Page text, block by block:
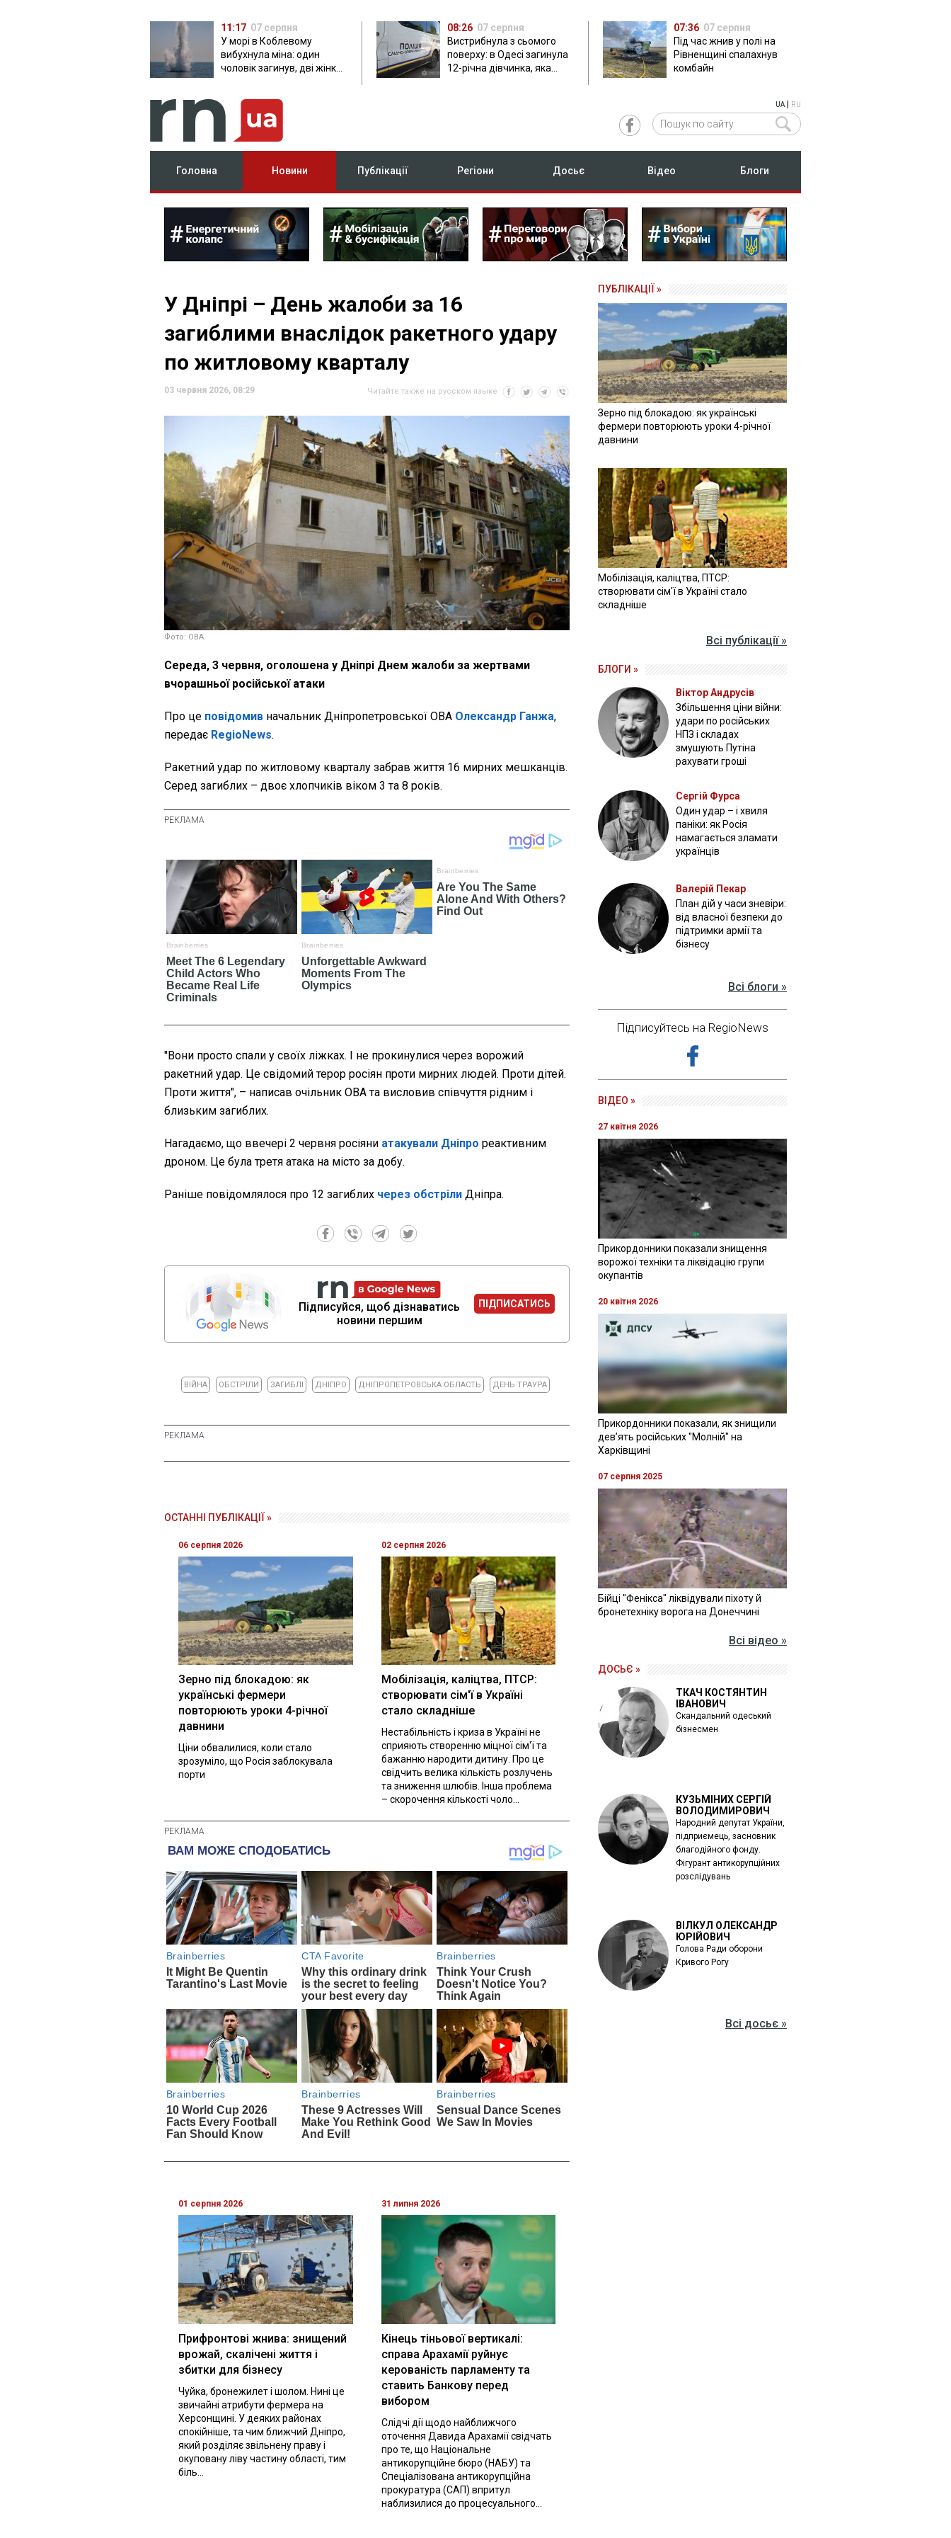
11:17 07 серпня
У морі в Коблевому
вибухнула міна: один
чоловік загинув, дві жінки
08:26 07 серпня
Вистрибнула з сьомого
поверху: в Одесі загинула
12-річна дівчинка, яка
07:36 07 серпня
Під час жнив у полі на
Рівненщині спалахнув
комбайн
UA| RU
Головна Новини Публікації Регіони Досьє Відео Блоги
У Дніпрі – День жалоби за 16
загиблими внаслідок ракетного удару
по житловому кварталу
03 червня 2026, 08:29 Читайте также на русском языке
Фото: ОВА
Середа, 3 червня, оголошена у Дніпрі Днем жалоби за жертвами
вчорашньої російської атаки
Про це повідомив начальник Дніпропетровської ОВА Олександр Ганжа,
передає RegioNews.
Ракетний удар по житловому кварталу забрав життя 16 мирних мешканців.
Серед загиблих – двоє хлопчиків віком 3 та 8 років.
"Вони просто спали у своїх ліжках. І не прокинулися через ворожий
ракетний удар. Це свідомий терор росіян проти мирних людей. Проти дітей.
Проти життя", – написав очільник ОВА та висловив співчуття рідним і
близьким загиблих.
Нагадаємо, що ввечері 2 червня росіяни атакували Дніпро реактивним
дроном. Це була третя атака на місто за добу.
Раніше повідомлялося про 12 загиблих через обстріли Дніпра.
Підписуйся, щоб дізнаватись
новини першим
ПІДПИСАТИСЬ
ВІЙНА ОБСТРІЛИ ЗАГИБЛІ ДНІПРО ДНІПРОПЕТРОВСЬКА ОБЛАСТЬ ДЕНЬ ТРАУРА
ОСТАННІ ПУБЛІКАЦІЇ »
06 серпня 2026
Зерно під блокадою: як
українські фермери
повторюють уроки 4-річної
давнини
Ціни обвалилися, коли стало
зрозуміло, що Росія заблокувала
порти
02 серпня 2026
Мобілізація, каліцтва, ПТСР:
створювати сім'ї в Україні
стало складніше
Нестабільність і криза в Україні не
сприяють створенню міцної сім'ї та
бажанню народити дитину. Про це
свідчить велика кількість розлучень
та зниження шлюбів. Інша проблема
– скорочення кількості чоло...
01 серпня 2026
Прифронтові жнива: знищений
врожай, скалічені життя і
збитки для бізнесу
Чуйка, бронежилет і шолом. Нині це
звичайні атрибути фермера на
Херсонщині. У деяких районах
спокійніше, та чим ближчий Дніпро,
який розділяє звільнену праву і
окуповану ліву частину області, тим
біль...
31 липня 2026
Кінець тіньової вертикалі:
справа Арахамії руйнує
керованість парламенту та
ставить Банкову перед
вибором
Слідчі дії щодо найближчого
оточення Давида Арахамії свідчать
про те, що Національне
антикорупційне бюро (НАБУ) та
Спеціалізована антикорупційна
прокуратура (САП) впритул
наблизилися до процесуального...
ПУБЛІКАЦІЇ »
Зерно під блокадою: як українські
фермери повторюють уроки 4-річної
давнини
Мобілізація, каліцтва, ПТСР:
створювати сім'ї в Україні стало
складніше
Всі публікації »
БЛОГИ »
Віктор Андрусів
Збільшення ціни війни:
удари по російських
НПЗ і складах
змушують Путіна
рахувати гроші
Сергій Фурса
Один удар – і хвиля
паніки: як Росія
намагається зламати
українців
Валерій Пекар
План дій у часи зневіри:
від власної безпеки до
підтримки армії та
бізнесу
Всі блоги »
Підписуйтесь на RegioNews
ВІДЕО »
27 квітня 2026
Прикордонники показали знищення
ворожої техніки та ліквідацію групи
окупантів
20 квітня 2026
Прикордонники показали, як знищили
девʼять російських "Молній" на
Харківщині
07 серпня 2025
Бійці "Фенікса" ліквідували піхоту й
бронетехніку ворога на Донеччині
Всі відео »
ДОСЬЄ »
ТКАЧ КОСТЯНТИН
ІВАНОВИЧ
Скандальний одеський
бізнесмен
КУЗЬМІНИХ СЕРГІЙ
ВОЛОДИМИРОВИЧ
Народний депутат України,
підприємець, засновник
благодійного фонду.
Фігурант антикорупційних
розслідувань
ВІЛКУЛ ОЛЕКСАНДР
ЮРІЙОВИЧ
Голова Ради оборони
Кривого Рогу
Всі досьє »